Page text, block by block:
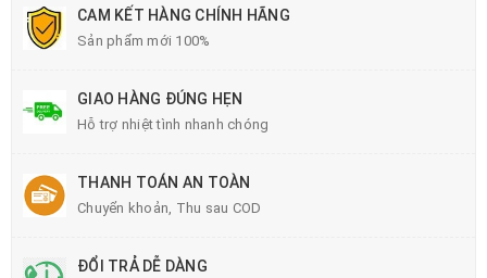
CAM KẾT HÀNG CHÍNH HÃNG
Sản phẩm mới 100%
GIAO HÀNG ĐÚNG HẸN
Hỗ trợ nhiệt tình nhanh chóng
THANH TOÁN AN TOÀN
Chuyển khoản, Thu sau COD
ĐỔI TRẢ DỄ DÀNG